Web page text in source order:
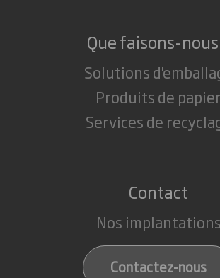
Que faisons-nous
Solutions
Produits de papier
Services de
Contact
Nos implantations
Contactez-nous